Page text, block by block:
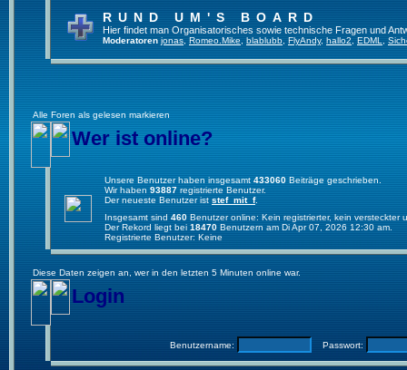
RUND UM'S BOARD
Hier findet man Organisatorisches sowie technische Fragen und
Moderatoren jonas Romeo.Mike blablubb FlyAndy, hallo2 EDML
Alle Foren als gelesen markieren
Wer ist online?
Unsere Benutzer haben insgesamt 433060 Beiträge geschrieben.
Wir haben 93887 registrierte Benutzer.
Der neueste Benutzer ist stef_mit_f.
Insgesamt sind 460 Benutzer online: Kein registrierter, kein
Der Rekord liegt bei 18470 Benutzern am Di Apr 07, 2026 12:30 am.
Registrierte Benutzer: Keine
Diese Daten zeigen an, wer in den letzten 5 Minuten online war.
Login
Benutzername: Passwort: